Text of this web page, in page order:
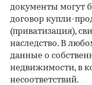
документы могут
договор купли-
(приватизация),
наследство. В
данные о
недвижимости, в
несоответствий.